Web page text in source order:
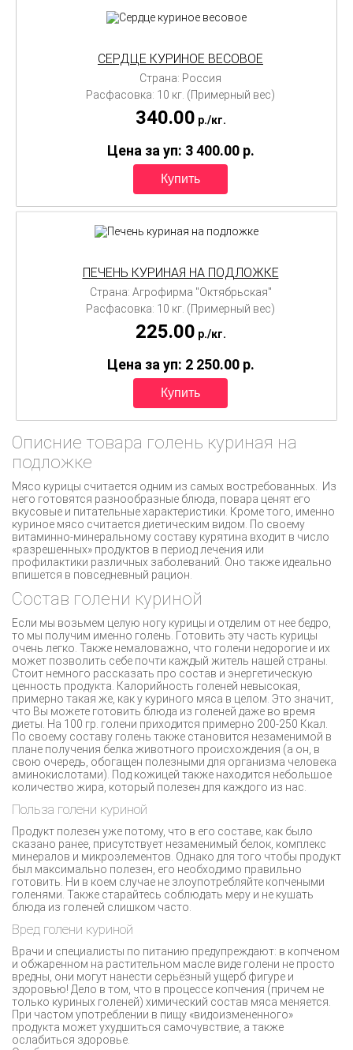
СЕРДЦЕ КУРИНОЕ ВЕСОВОЕ
Страна: Россия
Расфасовка: 10 кг. (Примерный вес)
340.00 p./кг.
Цена за уп: 3 400.00 p.
ПЕЧЕНЬ КУРИНАЯ НА ПОДЛОЖКЕ
Страна: Агрофирма "Октябрьская"
Расфасовка: 10 кг. (Примерный вес)
225.00 p./кг.
Цена за уп: 2 250.00 p.
Описние товара голень куриная на
подложке
Мясо курицы считается одним из самых востребованных. Из
него готовятся разнообразные блюда, повара ценят его
вкусовые и питательные характеристики. Кроме того, именно
куриное мясо считается диетическим видом. По своему
витаминно-минеральному составу курятина входит в число
«разрешенных» продуктов в период лечения или
профилактики различных заболеваний. Оно также идеально
впишется в повседневный рацион.
Состав голени куриной
Если мы возьмем целую ногу курицы и отделим от нее бедро,
то мы получим именно голень. Готовить эту часть курицы
очень легко. Также немаловажно, что голени недорогие и их
может позволить себе почти каждый житель нашей страны.
Стоит немного рассказать про состав и энергетическую
ценность продукта. Калорийность голеней невысокая,
примерно такая же, как у куриного мяса в целом. Это значит,
что Вы можете готовить блюда из голеней даже во время
диеты. На 100 гр. голени приходится примерно 200-250 Ккал.
По своему составу голень также становится незаменимой в
плане получения белка животного происхождения (а он, в
свою очередь, обогащен полезными для организма человека
аминокислотами). Под кожицей также находится небольшое
количество жира, который полезен для каждого из нас.
Польза голени куриной
Продукт полезен уже потому, что в его составе, как было
сказано ранее, присутствует незаменимый белок, комплекс
минералов и микроэлементов. Однако для того чтобы продукт
был максимально полезен, его необходимо правильно
готовить. Ни в коем случае не злоупотребляйте копчеными
голенями. Также старайтесь соблюдать меру и не кушать
блюда из голеней слишком часто.
Вред голени куриной
Врачи и специалисты по питанию предупреждают: в копченом
и обжаренном на растительном масле виде голени не просто
вредны, они могут нанести серьёзный ущерб фигуре и
здоровью! Дело в том, что в процессе копчения (причем не
только куриных голеней) химический состав мяса меняется.
При частом употреблении в пищу «видоизмененного»
продукта может ухудшиться самочувствие, а также
ослабиться здоровье.